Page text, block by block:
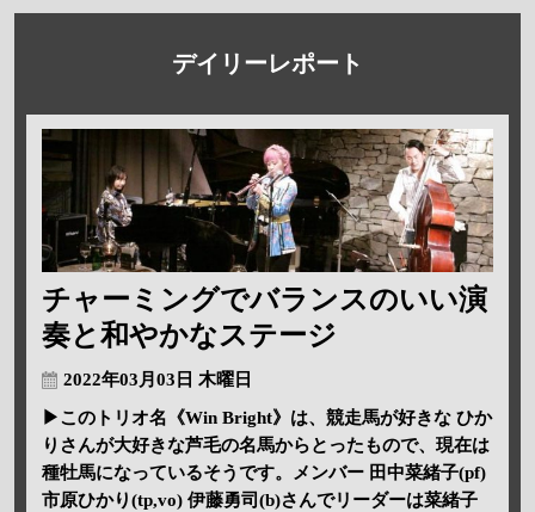
デイリーレポート
チャーミングでバランスのいい演
奏と和やかなステージ
2022年03月03日 木曜日
▶このトリオ名《Win Bright》は、競走馬が好きな ひか
りさんが大好きな芦毛の名馬からとったもので、現在は
種牡馬になっているそうです。メンバー 田中菜緒子(pf)
市原ひかり(tp,vo) 伊藤勇司(b)さんでリーダーは菜緒子